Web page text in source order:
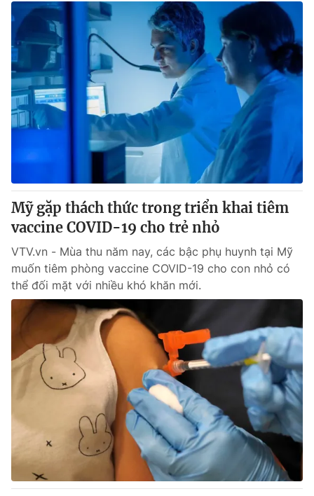
THỜI BÁO VTV
Theo dõi báo trên
Cơ quan chủ quản: Đài Truyền hình Việt Nam
Cơ quan báo chí:Thời báo VTV
Giấy phép hoạt động báo in và báo điện tử số 483/GP-BTTTT
cấp ngày 29/12/2023
Vũ Thanh Thủy
Phó Tổng Biên tập:Nguyễn Thị Mỹ Hạnh, Phạm Quốc Thắng,
Nguyễn Trọng Ninh
Tổng đài VTV:024.38 355 931 - 024.38 355 932
Ðiện thoại Thời báo VTV:
024.66 897 897
Email: toasoan@vtv.vn
Liên hệ quảng cáo:024-7300.7108
® Cấm sao chép dưới mọi hình thức nếu không có sự chấp
Mỹ gặp thách thức trong triển khai tiêm
vaccine COVID-19 cho trẻ nhỏ
VTV.vn - Mùa thu năm nay, các bậc phụ huynh tại Mỹ
muốn tiêm phòng vaccine COVID-19 cho con nhỏ có
thể đối mặt với nhiều khó khăn mới.